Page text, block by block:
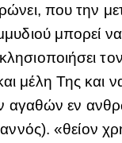
που την
μπορεί
μέλη Της και
εν
«θείον